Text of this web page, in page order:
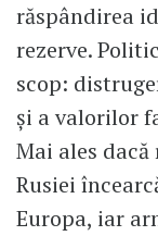
răspândirea
rezerve.
scop:
și a valorilor
Mai ales
Rusiei
Europa, iar